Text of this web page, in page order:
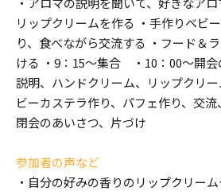
リップクリームを作る ・手作りベビ
り、食べながら交流する ・フード＆
ける ・9：15～集合 ・10：00～開会
説明、ハンドクリーム、リップクリ
ビーカステラ作り、パフェ作り、交
閉会のあいさつ、片づけ
参加者の声など
・自分の好みの香りのリップクリー